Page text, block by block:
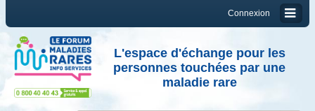
Connexion
L'espace d'échange pour les
personnes touchées par une
maladie rare